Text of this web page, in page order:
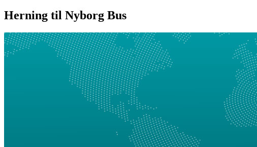
Herning til Nyborg Bus